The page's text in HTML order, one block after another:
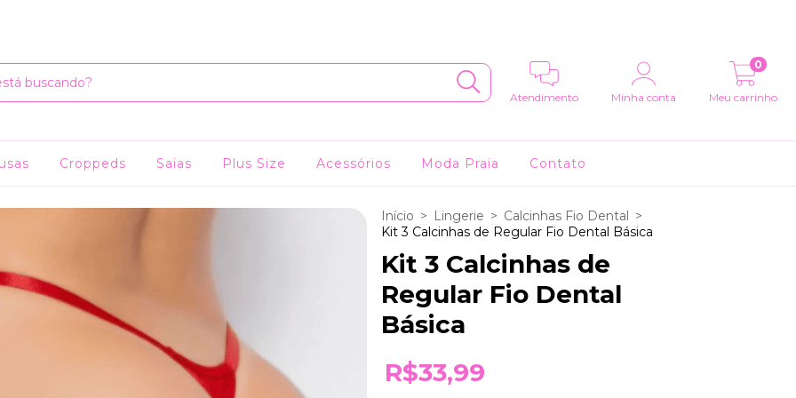
Atendimento Minha conta Meu carrinho
0
Croppeds Saias Plus Size Acessórios Moda Praia Contato
Início > Lingerie > Calcinhas Fio Dental >
Kit 3 Calcinhas de Regular Fio Dental Básica
Kit 3 Calcinhas de
Regular Fio Dental
Básica
R$33,99